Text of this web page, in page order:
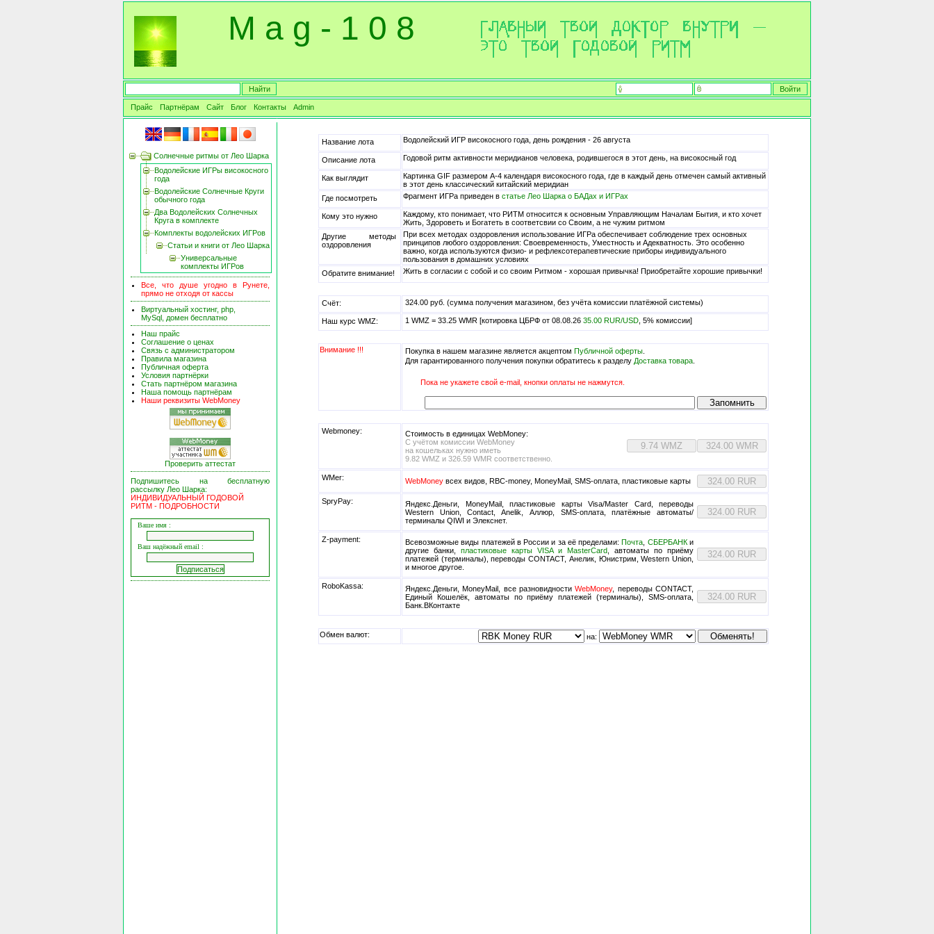
Название лота Водолейский ИГР високосного года, день рождения - 26 августа
Описание лота Годовой ритм активности меридианов человека, родившегося в этот день, на високосный год
Как выглядит
Картинка GIF размером А-4 календаря високосного года, где в каждый день отмечен самый активный
в этот день классический китайский меридиан
Где посмотреть
Фрагмент ИГРа приведен в статье Лео Шарка о БАДах и ИГРах
Кому это нужно
Каждому, кто понимает, что РИТМ относится к основным Управляющим Началам Бытия, и кто хочет
Жить, Здороветь и Богатеть в соответсвии со Своим, а не чужим ритмом
Другие методы
оздоровления
При всех методах оздоровления использование ИГРа обеспечивает соблюдение трех основных
принципов любого оздоровления: Своевременность, Уместность и Адекватность. Это особенно
важно, когда используются физио- и рефлексотерапевтические приборы индивидуального
пользования в домашних условиях
Обратите внимание!
Жить в согласии с собой и со своим Ритмом - хорошая привычка! Приобретайте хорошие привычки!
Счёт: 324.00 руб. (сумма получения магазином, без учёта комиссии платёжной системы)
Наш курс WMZ: 1 WMZ = 33.25 WMR [котировка ЦБРФ от 08.08.26 35.00 RUR/USD , 5% комиссии]
Внимание !!! Покупка в нашем магазине является акцептом Публичной оферты
Для гарантированного получения покупки обратитесь к разделу Доставка товара
Пока не укажете свой e-mail, кнопки оплаты не нажмутся.
Webmoney:
Стоимость в единицах WebMoney:
С учётом комиссии WebMoney
на кошельках нужно иметь
9.82 WMZ и 326.59 WMR соответственно.
WMer: WebMoney всех видов, RBC-money, MoneyMail, SMS-оплата, пластиковые карты
SpryPay:
Яндекс.Деньги, MoneyMail, пластиковые карты Visa/Master Card, переводы
Western Union, Contact, Anelik, Аллюр, SMS-оплата, платёжные автоматы/
терминалы QIWI и Элекснет.
Z-payment: Всевозможные виды платежей в России и за её пределами:Почта СБЕРБАНКи
другие банки, пластиковые карты VISA и MasterCard , автоматы по приёму
платежей (терминалы), переводы CONTACT, Анелик, Юнистрим, Western Union,
и многое другое.
RoboKassa: Яндекс.Деньги, MoneyMail, все разновидностиWebMoney, переводы CONTACT,
Единый Кошелёк, автоматы по приёму платежей (терминалы), SMS-оплата,
Банк.ВКонтакте
Обмен валют: на:
Солнечные ритмы от Лео Шарка
Водолейские ИГРы високосного
года
Водолейские Солнечные Круги
обычного года
Два Водолейских Солнечных
Круга в комплекте
Комплекты водолейских ИГРов
Статьи и книги от Лео Шарка
Универсальные
комплекты ИГРов
Все, что душе угодно в Рунете,
прямо не отходя от кассы
Виртуальный хостинг, php,
MySql, домен бесплатно
Наш прайс
Соглашение о ценах
Связь с администратором
Правила магазина
Публичная оферта
Условия партнёрки
Стать партнёром магазина
Наша помощь партнёрам
Наши реквизиты WebMoney
Проверить аттестат
Подпишитесь на бесплатную
рассылку Лео Шарка:
ИНДИВИДУАЛЬНЫЙ ГОДОВОЙ
РИТМ - ПОДРОБНОСТИ
Ваше имя :
Ваш надёжный email :
M a g - 1 0 8
Прайс Партнёрам Сайт Блог Контакты Admin